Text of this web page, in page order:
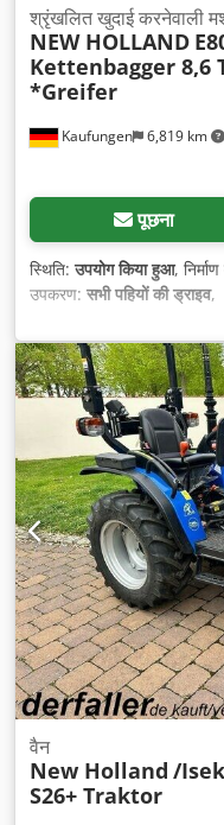
Kaufungen 6,819 km
श्रृंखलित खुदाई करनेवाली
NEW HOLLAND
Kettenbagger 8,6
*Greifer
पूछना
स्थिति:उपयोग किया हुआ, निर्माण
उपकरण: सभी पहियों की ड्राइव,
वैन
New Holland /
S26+ Traktor